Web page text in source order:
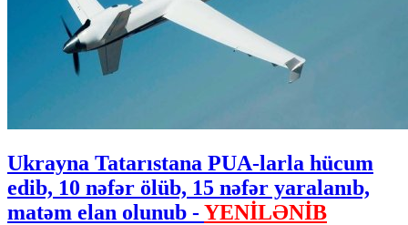
Ukrayna Tatarıstana PUA-larla hücum
edib, 10 nəfər ölüb, 15 nəfər yaralanıb,
matəm elan olunub -YENİLƏNİB